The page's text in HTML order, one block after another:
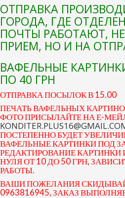
ОТПРАВКА
ГОРОДА, ГДЕ
ПОЧТЫ РАБОТАЮТ,
ПРИЕМ, НО И НА
ВАФЕЛЬНЫЕ
ПО 40 ГРН
ОТПРАВКА ПОСЫЛОК В 15.00
ПЕЧАТЬ ВАФЕЛЬНЫХ
ФОТО ПРИСЫЛАЙТЕ НА Е-
ПОСТЕПЕННО БУДЕТ
ВАФЕЛЬНЫЕ КАРТИНКИ ПОД
РЕДАКТИРОВАНИЕ КАРТИНКИ
НУЛЯ ОТ 10 ДО 50 ГРН,
РАБОТЫ.
ВАШИ ПОЖЕЛАНИЯ
0963816945, ЗАКАЗ